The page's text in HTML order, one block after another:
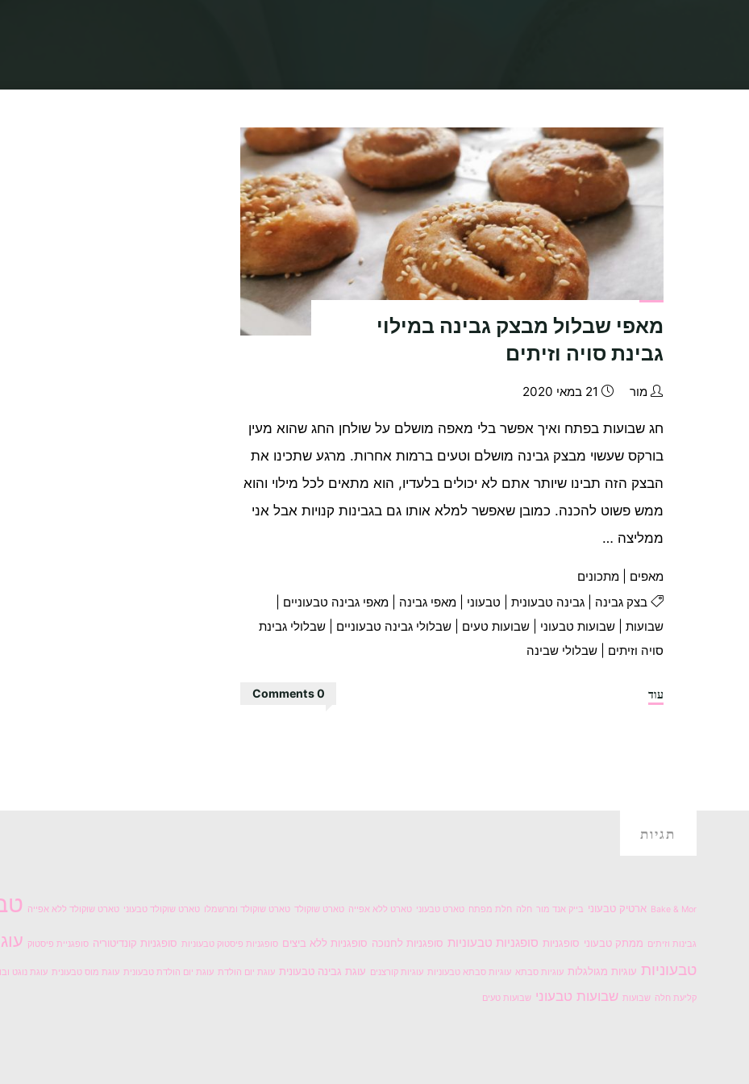
מאפי שבלול מבצק גבינה במילוי
גבינת סויה וזיתים
מור 21 במאי 2020
חג שבועות בפתח ואיך אפשר בלי מאפה מושלם על שולחן החג שהוא מעין
בורקס שעשוי מבצק גבינה מושלם וטעים ברמות אחרות. מרגע שתכינו את
הבצק הזה תבינו שיותר אתם לא יכולים בלעדיו, הוא מתאים לכל מילוי והוא
ממש פשוט להכנה. כמובן שאפשר למלא אותו גם בגבינות קנויות אבל אני
ממליצה …
מאפים
מתכונים
בצק גבינה
גבינה טבעונית| טבעוני מאפי גבינה מאפי גבינה טבעוניים
שבועות| שבועות טבעוני שבועות טעים שבלולי גבינה טבעוניים
שבלולי גבינת
סויה וזיתים
שבלולי שבינה
עוד"מאפי
סויה
0 Comments
תגיות
Bake & Mor ארטיק טבעוני בייק אנד מור חלה חלת מפתח טארט טבעוני טארט ללא אפייה טארט שוקולד טארט שוקולד ומרשמלו טארט שוקולד טבעוני טארט שוקולד ללא אפייה
גבינות וזיתים ממתק טבעוני סופגניות סופגניות טבעוניות סופגניות לחנוכה סופגניות ללא ביצים סופגניות פיסטוק טבעוניות סופגניות קונדיטוריה סופגניית פיסטוק
טבעוניות עוגיות מגולגלות עוגיות סבתא עוגיות סבתא טבעוניות עוגיות קורצנים עוגת גבינה טבעונית עוגת יום הולדת עוגת יום הולדת טבעונית עוגת מוס טבעונית עוגת נוגט
קליעת חלה שבועות שבועות טבעוני שבועות טעים